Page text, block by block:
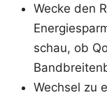
Wecke den
schau, ob
Wechsel zu